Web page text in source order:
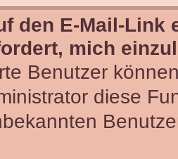
den E-Mail-
mich
Benutzer
diese